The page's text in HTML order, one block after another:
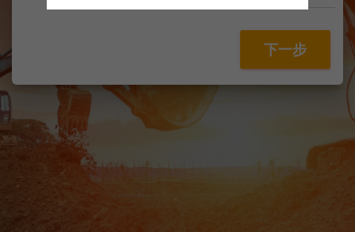
下一步